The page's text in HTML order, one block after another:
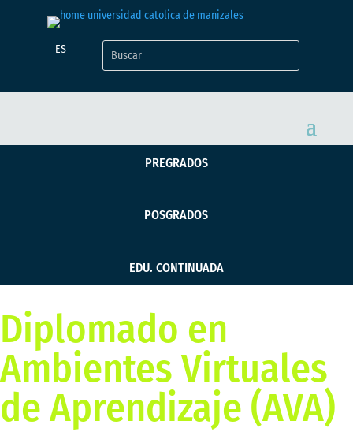
ES
PREGRADOS
POSGRADOS
EDU. CONTINUADA
Diplomado en
Ambientes Virtuales
de Aprendizaje (AVA)